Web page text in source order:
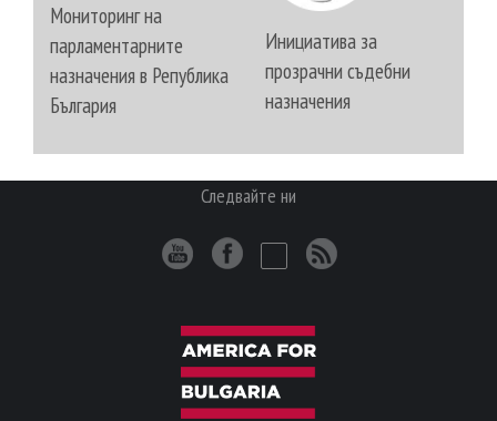
Мониторинг на
парламентарните
назначения в Република
България
Инициатива за
прозрачни съдебни
назначения
Следвайте ни